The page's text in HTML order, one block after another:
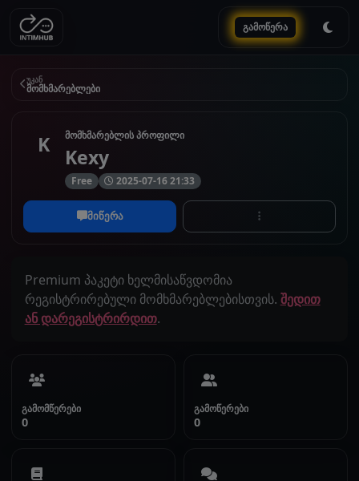
გამოწერა
უკან
მომხმარებლები
K მომხმარებლის პროფილი
Kexy
Free 2025-07-16 21:33
მიწერა
Premium პაკეტი ხელმისაწვდომია
რეგისტრირებული მომხმარებლებისთვის. შედით
ან დარეგისტრირდით.
გამომწერები
0
გამოწერები
0